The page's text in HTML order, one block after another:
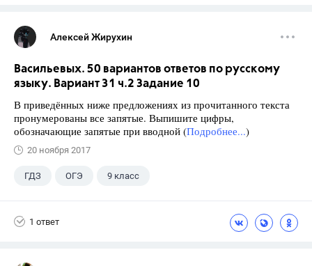
Алексей Жирухин
Васильевых. 50 вариантов ответов по русскому
языку. Вариант 31 ч.2 Задание 10
В приведённых ниже предложениях из прочитанного текста
пронумерованы все запятые. Выпишите цифры,
обозначающие запятые при вводной (Подробнее...)
20 ноября 2017
ГДЗ ОГЭ 9 класс
1 ответ